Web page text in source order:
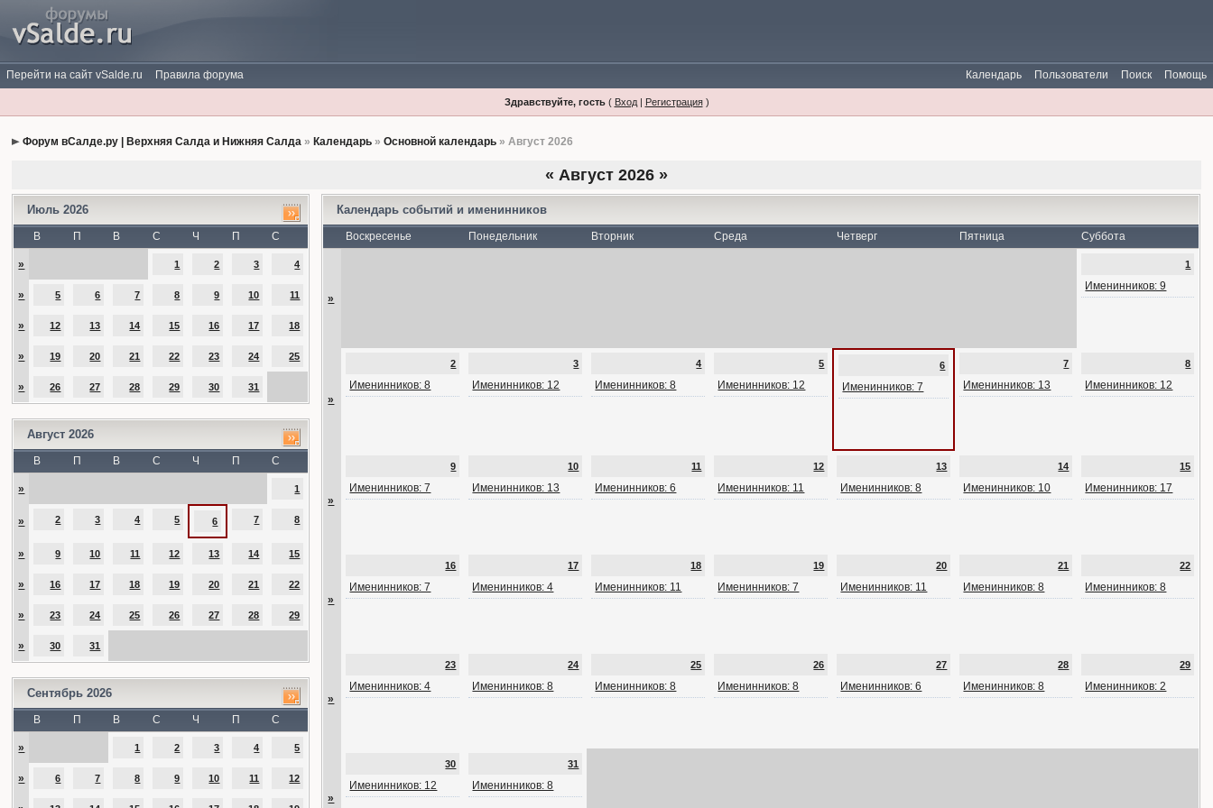
Перейти на сайт vSalde.ru Правила форума Помощь
Поиск
Пользователи
Календарь
Здравствуйте, гость( Вход| Регистрация)
Форум вСалде.ру | Верхняя Салда и Нижняя Салда » Календарь »Основной календарь » Август 2026
« Август 2026 »
Июль 2026
В П В С Ч П С
» 1 2 3 4
» 5 6 7 8 9 10 11
» 12 13 14 15 16 17 18
» 19 20 21 22 23 24 25
» 26 27 28 29 30 31
Август 2026
В П В С Ч П С
» 1
» 2 3 4 5 6 7 8
» 9 10 11 12 13 14 15
» 16 17 18 19 20 21 22
» 23 24 25 26 27 28 29
» 30 31
Сентябрь 2026
В П В С Ч П С
» 1 2 3 4 5
» 6 7 8 9 10 11 12
Календарь событий и именинников
Воскресенье Понедельник Вторник Среда Четверг Пятница Суббота
»
1
Именинников: 9
»
2
Именинников: 8
3
Именинников: 12
4
Именинников: 8
5
Именинников: 12
6
Именинников: 7
7
Именинников: 13
8
Именинников: 12
»
9
Именинников: 7
10
Именинников: 13
11
Именинников: 6
12
Именинников: 11
13
Именинников: 8
14
Именинников: 10
15
Именинников: 17
»
16
Именинников: 7
17
Именинников: 4
18
Именинников: 11
19
Именинников: 7
20
Именинников: 11
21
Именинников: 8
22
Именинников: 8
»
23
Именинников: 4
24
Именинников: 8
25
Именинников: 8
26
Именинников: 8
27
Именинников: 6
28
Именинников: 8
29
Именинников: 2
»
30
Именинников: 12
31
Именинников: 8